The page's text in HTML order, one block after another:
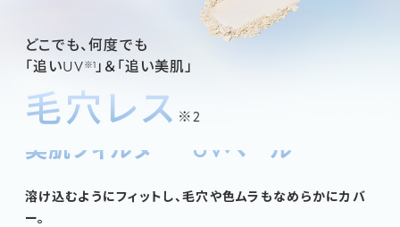
どこでも、何度でも
「追いUV※1」＆「追い美肌」
毛穴レス ※2
美肌フィルター UVベール
溶け込むようにフィットし、毛穴や色ムラもなめらかにカバ
ー。